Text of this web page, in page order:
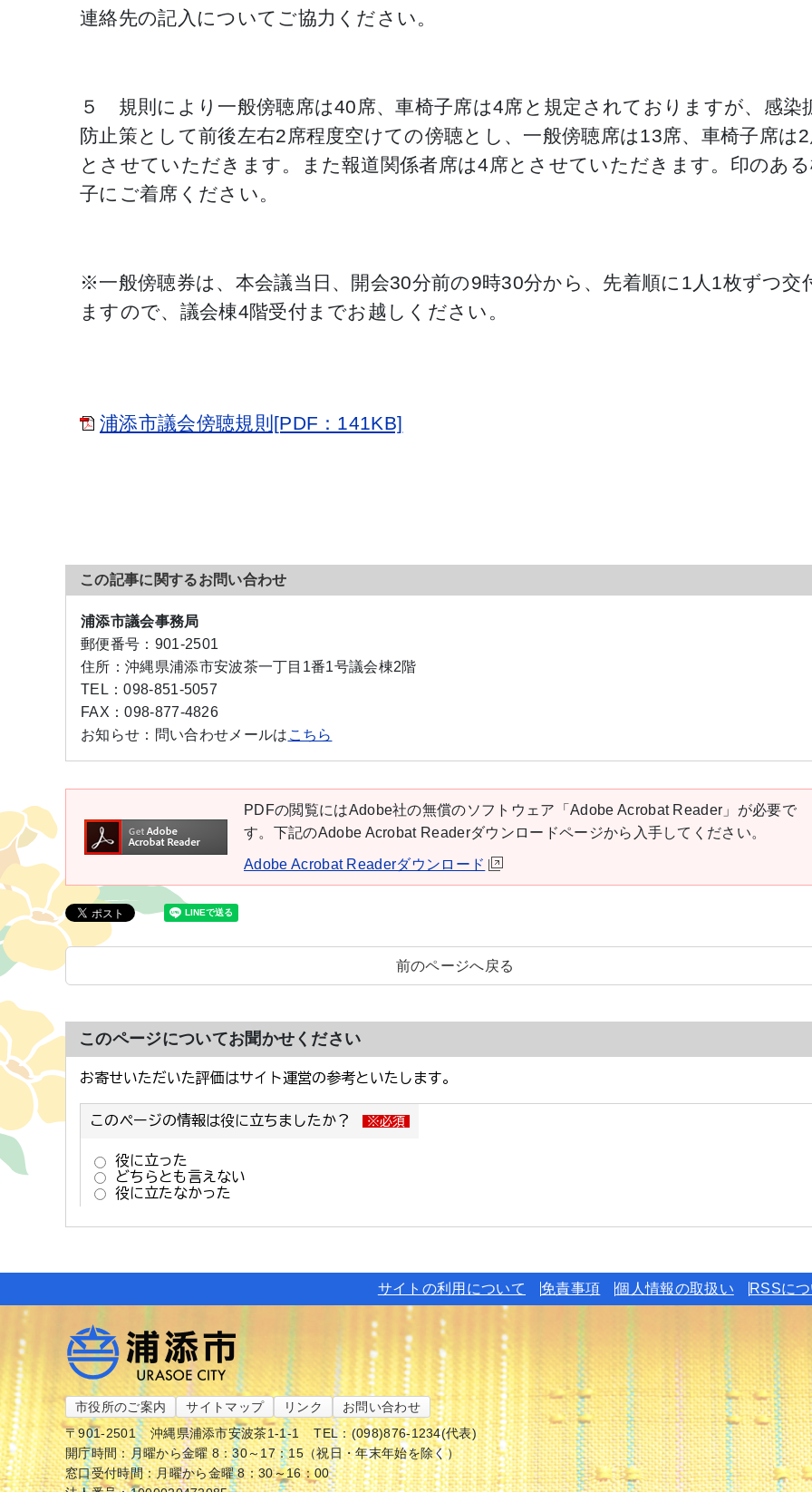
連絡先の記入についてご協力ください。
５ 規則により一般傍聴席は40席、車椅子席は4席と規定されておりますが、感染
防止策として前後左右2席程度空けての傍聴とし、一般傍聴席は13席、車椅子席は
とさせていただきます。また報道関係者席は4席とさせていただきます。印のあ
子にご着席ください。
※一般傍聴券は、本会議当日、開会30分前の9時30分から、先着順に1人1枚ずつ交
ますので、議会棟4階受付までお越しください。
浦添市議会傍聴規則[PDF：141KB]
この記事に関するお問い合わせ
浦添市議会事務局
郵便番号： 901-2501
住所： 沖縄県浦添市安波茶一丁目1番1号議会棟2階
TEL：098-851-5057
FAX：098-877-4826
お知らせ： 問い合わせメールは こちら
PDFの閲覧にはAdobe社の無償のソフトウェア「Adobe Acrobat Reader」が必要で
す。下記のAdobe Acrobat Readerダウンロードページから入手してください。
Adobe Acrobat Readerダウンロード
前のページへ戻る
このページについてお聞かせください
サイトの利用について 免責事項 個人情報の取扱い RSSに
市役所のご案内 サイトマップ リンク
お問い合わせ
〒901-2501
沖縄県浦添市安波茶1-1-1
TEL：(098)876-1234(代表)
開庁時間：月曜から金曜 8：30～17：15（祝日・年末年始を除く）
窓口受付時間：月曜から金曜 8：30～16：00